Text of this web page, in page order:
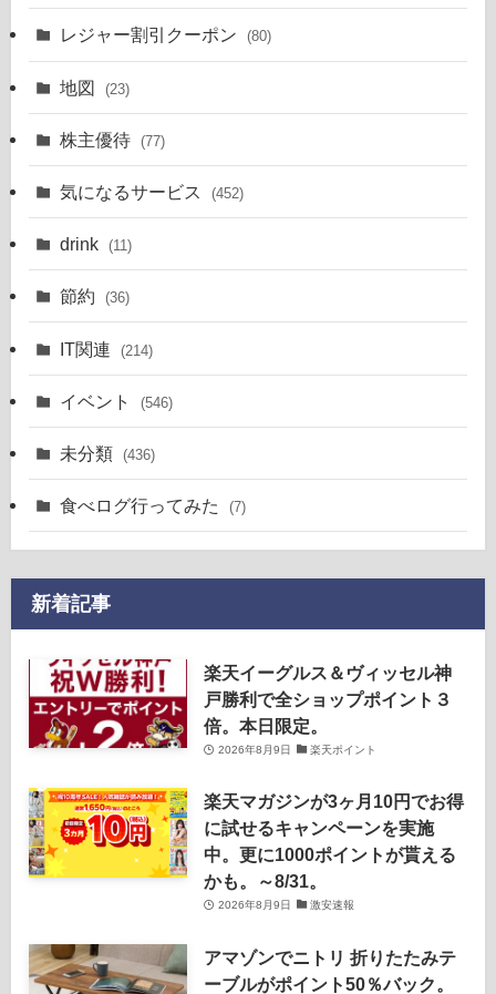
レジャー割引クーポン (80)
地図 (23)
株主優待 (77)
気になるサービス (452)
drink (11)
節約 (36)
IT関連 (214)
イベント (546)
未分類 (436)
食べログ行ってみた (7)
新着記事
楽天イーグルス＆ヴィッセル神
戸勝利で全ショップポイント３
倍。本日限定。
2026年8月9日 楽天ポイント
楽天マガジンが3ヶ月10円でお得
に試せるキャンペーンを実施
中。更に1000ポイントが貰える
かも。～8/31。
2026年8月9日 激安速報
アマゾンでニトリ 折りたたみテ
ーブルがポイント50％バック。